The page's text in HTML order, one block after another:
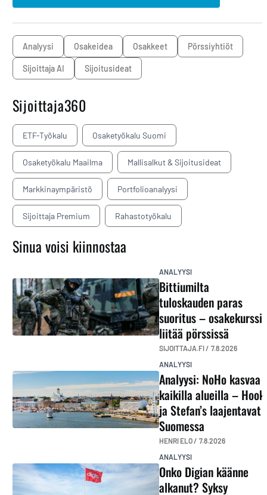
analyysi osakeidea osakkeet pörssiyhtiöt
Sijoittaja AI sijoitusideat
Sijoittaja360
ETF-Työkalu Osaketyökalu Suomi
Osaketyökalu Maailma Mallisalkut & Sijoitusideat
Markkinaympäristö Portfolioanalyysi
Sijoittaja Premium Rahastotyökalu
Sinua voisi kiinnostaa
ANALYYSI
Bittiumilta
tuloskauden paras
suoritus – osakekurssi
liitää pörssissä
SIJOITTAJA.FI / 7.8.2026
ANALYYSI
Analyysi: NoHo kasvaa
kaikilla alueilla – Hook
ja Stefan’s laajentavat
Suomessa
HENRI ELO / 7.8.2026
ANALYYSI
Onko Digian käänne
alkanut? Syksy